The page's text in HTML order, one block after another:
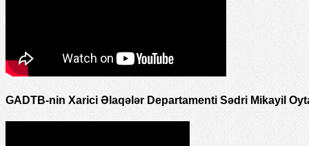
GADTB-nin Xarici Əlaqələr Departamenti Sədri Mikayil